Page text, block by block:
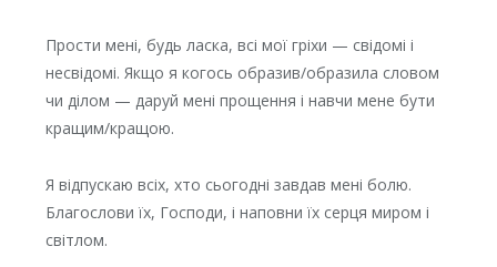
Прости мені, будь ласка, всі мої гріхи — свідомі і
несвідомі. Якщо я когось образив/образила словом
чи ділом — даруй мені прощення і навчи мене бути
кращим/кращою.
Я відпускаю всіх, хто сьогодні завдав мені болю.
Благослови їх, Господи, і наповни їх серця миром і
світлом.